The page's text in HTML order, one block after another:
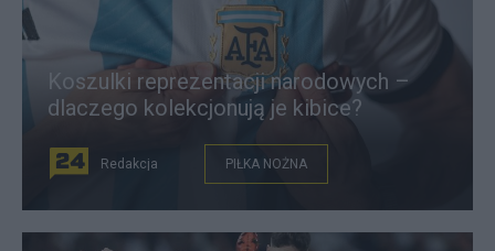
Koszulki reprezentacji narodowych –
dlaczego kolekcjonują je kibice?
Redakcja PIŁKA NOŻNA